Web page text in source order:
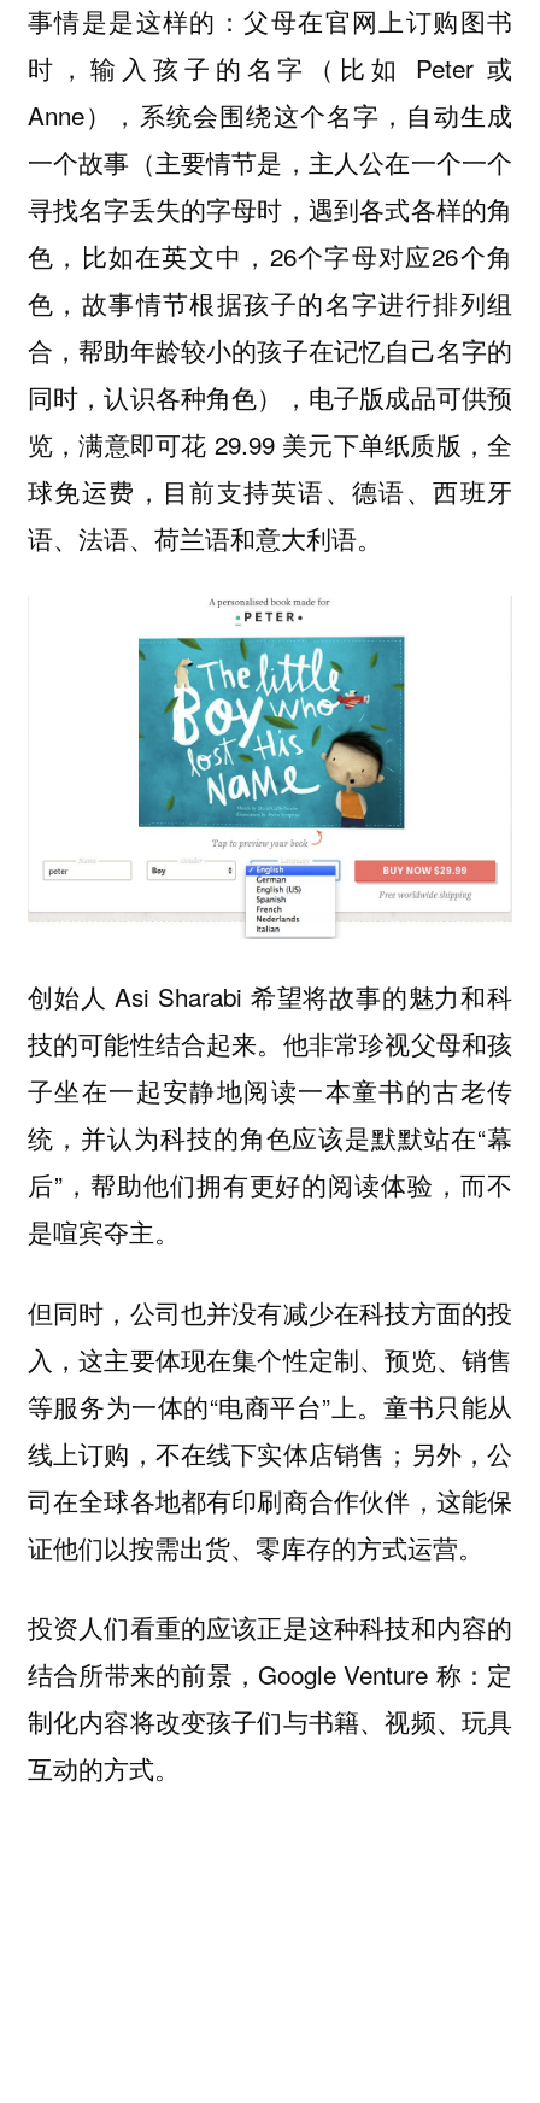
事情是是这样的：父母在官网上订购图书
时，输入孩子的名字（比如 Peter 或
Anne），系统会围绕这个名字，自动生成
一个故事（主要情节是，主人公在一个一个
寻找名字丢失的字母时，遇到各式各样的角
色，比如在英文中，26个字母对应26个角
色，故事情节根据孩子的名字进行排列组
合，帮助年龄较小的孩子在记忆自己名字的
同时，认识各种角色），电子版成品可供预
览，满意即可花 29.99 美元下单纸质版，全
球免运费，目前支持英语、德语、西班牙
语、法语、荷兰语和意大利语。
创始人 Asi Sharabi 希望将故事的魅力和科
技的可能性结合起来。他非常珍视父母和孩
子坐在一起安静地阅读一本童书的古老传
统，并认为科技的角色应该是默默站在“幕
后”，帮助他们拥有更好的阅读体验，而不
是喧宾夺主。
但同时，公司也并没有减少在科技方面的投
入，这主要体现在集个性定制、预览、销售
等服务为一体的“电商平台”上。童书只能从
线上订购，不在线下实体店销售；另外，公
司在全球各地都有印刷商合作伙伴，这能保
证他们以按需出货、零库存的方式运营。
投资人们看重的应该正是这种科技和内容的
结合所带来的前景，Google Venture 称：定
制化内容将改变孩子们与书籍、视频、玩具
互动的方式。